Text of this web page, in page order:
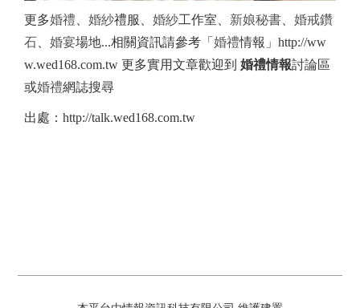
更多婚禮 婚紗禮服、 婚紗工作室、 新娘秘書 婚戒鑽
石
婚宴場地...相關資訊請參考「 婚禮情報」http://ww
w.wed168.com.tw 更多實用文章歡迎到 婚禮情報討論區
或婚禮網誌搜尋
出處：http://talk.wed168.com.tw